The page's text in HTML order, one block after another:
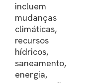
incluem
mudanças
climáticas,
recursos
hídricos,
saneamento,
energia,